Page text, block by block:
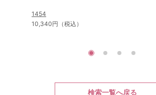
1454
10,340円（税込）
検索一覧へ戻る